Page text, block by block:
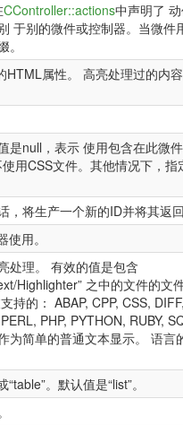
CController::actions中声明了
于别的微件或控制器。当微件
HTML属性。 高亮处理过的内
是null，表示 使用包含在此微
用CSS文件。其他情况下，指
将生产一个新的ID并将其返回
用。
处理。 有效的值是包含
Highlighter” 之中的文件的文
持的： ABAP, CPP, CSS,
PHP, PYTHON, RUBY,
为简单的普通文本显示。 语言
。默认值是“list”。